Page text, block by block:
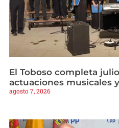
El Toboso completa
actuaciones musicales
agosto 7, 2026